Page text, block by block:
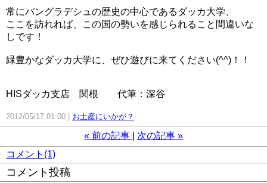
常にバングラデシュの歴史の中心であるダッカ大学、
ここを訪れれば、この国の勢いを感じられること間違いな
しです！
緑豊かなダッカ大学に、ぜひ遊びに来てください(^^)！！
HISダッカ支店 関根 代筆：深谷
2012/05/17 01:00 お土産にいかが？
« 前の記事 次の記事 »
コメント(1)
コメント投稿